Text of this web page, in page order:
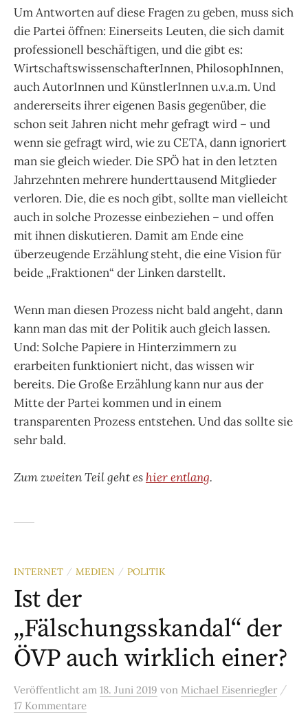
Um Antworten auf diese Fragen zu geben, muss sich
die Partei öffnen: Einerseits Leuten, die sich damit
professionell beschäftigen, und die gibt es:
WirtschaftswissenschafterInnen, PhilosophInnen,
auch AutorInnen und KünstlerInnen u.v.a.m. Und
andererseits ihrer eigenen Basis gegenüber, die
schon seit Jahren nicht mehr gefragt wird – und
wenn sie gefragt wird, wie zu CETA, dann ignoriert
man sie gleich wieder. Die SPÖ hat in den letzten
Jahrzehnten mehrere hunderttausend Mitglieder
verloren. Die, die es noch gibt, sollte man vielleicht
auch in solche Prozesse einbeziehen – und offen
mit ihnen diskutieren. Damit am Ende eine
überzeugende Erzählung steht, die eine Vision für
beide „Fraktionen“ der Linken darstellt.
Wenn man diesen Prozess nicht bald angeht, dann
kann man das mit der Politik auch gleich lassen.
Und: Solche Papiere in Hinterzimmern zu
erarbeiten funktioniert nicht, das wissen wir
bereits. Die Große Erzählung kann nur aus der
Mitte der Partei kommen und in einem
transparenten Prozess entstehen. Und das sollte sie
sehr bald.
Zum zweiten Teil geht es hier entlang.
INTERNET / MEDIEN / POLITIK
Ist der
„Fälschungsskandal“ der
ÖVP auch wirklich einer?
Veröffentlicht am 18. Juni 2019 von Michael Eisenriegler /
17 Kommentare